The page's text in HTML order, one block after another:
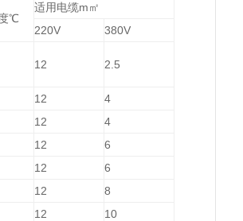
℃
适用电缆m㎡
220V
380V
12 2.5
12
4
12
4
12
6
12
6
12
8
12
10